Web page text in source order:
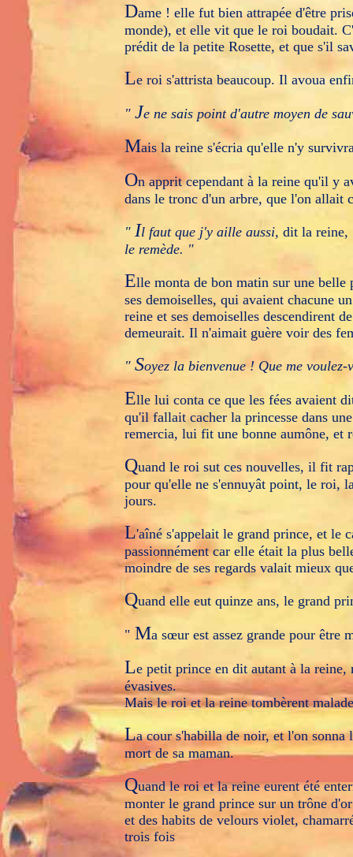
Dame ! elle fut bien attrapée d'être
monde), et elle vit que le roi boudait.
prédit de la petite Rosette, et que s'il
Le roi s'attrista beaucoup. Il avoua
" Je ne sais point d'autre moyen de
Mais la reine s'écria qu'elle n'y
On apprit cependant à la reine qu'il y
dans le tronc d'un arbre, que l'on allait
" Il faut que j'y aille aussi, dit la reine,
le remède. "
Elle monta de bon matin sur une belle
ses demoiselles, qui avaient chacune
reine et ses demoiselles descendirent
demeurait. Il n'aimait guère voir des
" Soyez la bienvenue ! Que me voulez-
Elle lui conta ce que les fées avaient
qu'il fallait cacher la princesse dans
remercia, lui fit une bonne aumône, et
Quand le roi sut ces nouvelles, il fit
pour qu'elle ne s'ennuyât point, le roi,
jours.
L'aîné s'appelait le grand prince, et le
passionnément car elle était la plus
moindre de ses regards valait mieux
Quand elle eut quinze ans, le grand
" Ma sœur est assez grande pour être
Le petit prince en dit autant à la reine,
évasives.
Mais le roi et la reine tombèrent
La cour s'habilla de noir, et l'on sonna
mort de sa maman.
Quand le roi et la reine eurent été
monter le grand prince sur un trône
et des habits de velours violet,
trois fois